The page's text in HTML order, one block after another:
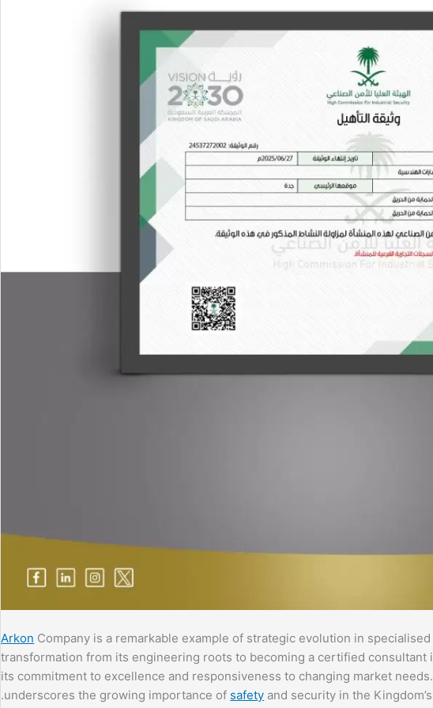
Arkon Company is a remarkable example of strategic evolution in
transformation from its engineering roots to becoming a certified
its commitment to excellence and responsiveness to changing market
underscores the growing importance of safety and security in the